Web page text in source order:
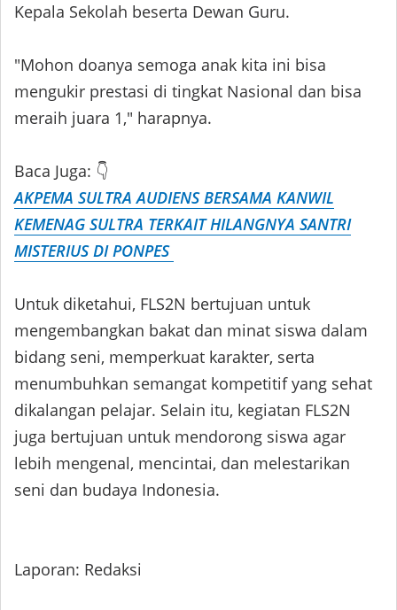
Kepala Sekolah beserta Dewan Guru.
"Mohon doanya semoga anak kita ini bisa
mengukir prestasi di tingkat Nasional dan bisa
meraih juara 1," harapnya.
Baca Juga: 👇
AKPEMA SULTRA AUDIENS BERSAMA KANWIL
KEMENAG SULTRA TERKAIT HILANGNYA SANTRI
MISTERIUS DI PONPES
Untuk diketahui, FLS2N bertujuan untuk
mengembangkan bakat dan minat siswa dalam
bidang seni, memperkuat karakter, serta
menumbuhkan semangat kompetitif yang sehat
dikalangan pelajar. Selain itu, kegiatan FLS2N
juga bertujuan untuk mendorong siswa agar
lebih mengenal, mencintai, dan melestarikan
seni dan budaya Indonesia.
Laporan: Redaksi